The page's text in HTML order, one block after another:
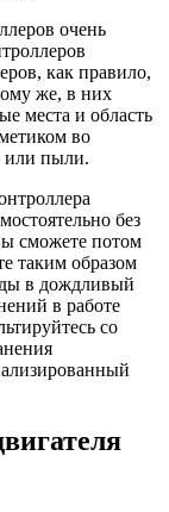
очень
как правило,
же, в них
места и область
во
или пыли.
без
сможете потом
таким образом
в дождливый
в работе
со